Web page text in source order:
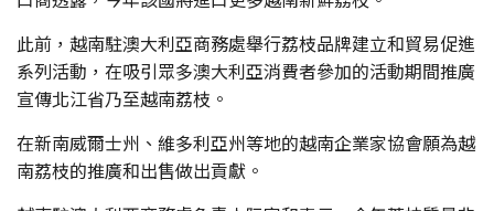
此前，越南駐澳大利亞商務處舉行荔枝品牌建立和貿易促進
系列活動，在吸引眾多澳大利亞消費者參加的活動期間推廣
宣傳北江省乃至越南荔枝。
在新南威爾士州、維多利亞州等地的越南企業家協會願為越
南荔枝的推廣和出售做出貢獻。